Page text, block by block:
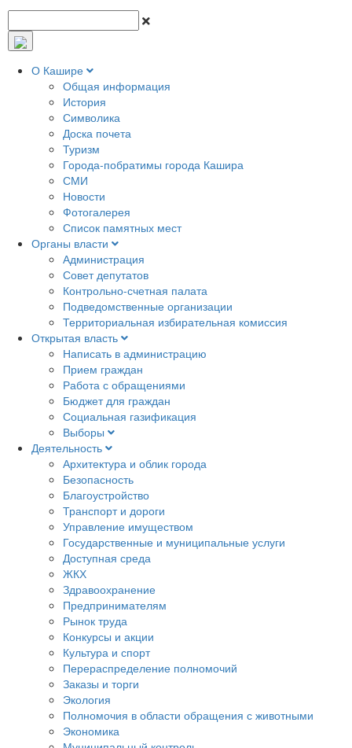
О Кашире
Общая информация
История
Символика
Доска почета
Туризм
Города-побратимы города Кашира
СМИ
Новости
Фотогалерея
Список памятных мест
Органы власти
Администрация
Совет депутатов
Контрольно-счетная палата
Подведомственные организации
Территориальная избирательная комиссия
Открытая власть
Написать в администрацию
Прием граждан
Работа с обращениями
Бюджет для граждан
Социальная газификация
Выборы
Деятельность
Архитектура и облик города
Безопасность
Благоустройство
Транспорт и дороги
Управление имуществом
Государственные и муниципальные услуги
Доступная среда
ЖКХ
Здравоохранение
Предпринимателям
Рынок труда
Конкурсы и акции
Культура и спорт
Перераспределение полномочий
Заказы и торги
Экология
Полномочия в области обращения с животными
Экономика